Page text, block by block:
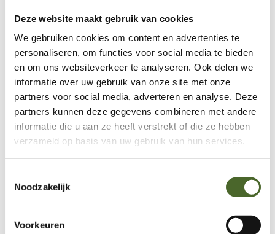
Deze website maakt gebruik van cookies
We gebruiken cookies om content en advertenties te
personaliseren, om functies voor social media te bieden
en om ons websiteverkeer te analyseren. Ook delen we
informatie over uw gebruik van onze site met onze
partners voor social media, adverteren en analyse. Deze
partners kunnen deze gegevens combineren met andere
informatie die u aan ze heeft verstrekt of die ze hebben
verzameld op basis van uw gebruik van hun services.
Noodzakelijk
Voorkeuren